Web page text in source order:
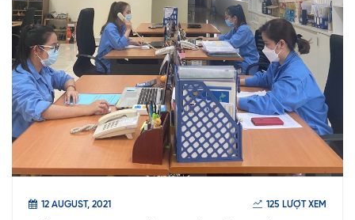
12 AUGUST, 2021 125 LƯỢT XEM